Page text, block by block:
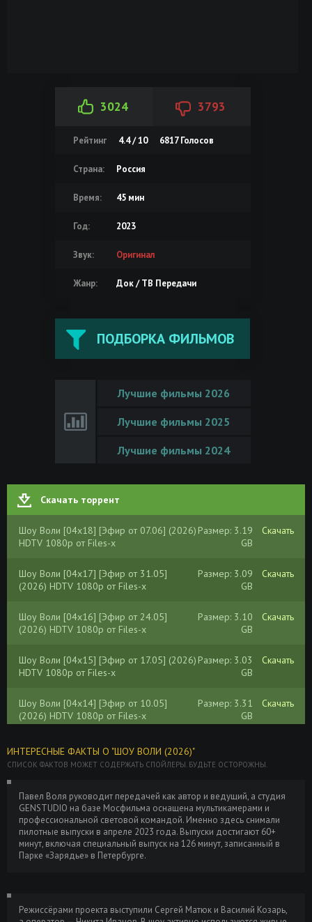
3024 3793
Рейтинг 4.4 / 10 6817Голосов
Страна: Россия
Время: 45 мин
Год: 2023
Звук: Оригинал
Жанр: Док / ТВ Передачи
ПОДБОРКА ФИЛЬМОВ
Лучшие фильмы 2026
Лучшие фильмы 2025
Лучшие фильмы 2024
Скачать торрент
Шоу Воли [04x18] [Эфир от 07.06] (2026)
HDTV 1080р от Files-x
Размер: 3.19
GB
Скачать
Шоу Воли [04x17] [Эфир от 31.05]
(2026) HDTV 1080р от Files-x
Размер: 3.09
GB
Скачать
Шоу Воли [04x16] [Эфир от 24.05]
(2026) HDTV 1080р от Files-x
Размер: 3.10
GB
Скачать
Шоу Воли [04x15] [Эфир от 17.05] (2026)
HDTV 1080р от Files-x
Размер: 3.03
GB
Скачать
Шоу Воли [04x14] [Эфир от 10.05]
(2026) HDTV 1080р от Files-x
Размер: 3.31
GB
Скачать
Шоу Воли [04x13] [Эфир от 03.05]
(2026) HDTV 1080р от Files-x
GB
Шоу Воли [04x12] [Эфир от 26.04]
(2026) HDTV 1080р от Files-x
Размер: 2.75
GB
Шоу Воли [04x11] [Эфир от 19.04]
(2026) HDTV 1080р от Files-x
Размер: 3.13
GB
Скачать
Шоу Воли [04x09] [Эфир от 05.04]
Размер: 2.58
Скачать
ИНТЕРЕСНЫЕ ФАКТЫ О "ШОУ ВОЛИ (2026)"
СПИСОК ФАКТОВ МОЖЕТ СОДЕРЖАТЬ СПОЙЛЕРЫ. БУДЬТЕ ОСТОРОЖНЫ.
Павел Воля руководит передачей как автор и ведущий, а студия
GENSTUDIO на базе Мосфильма оснащена мультикамерами и
профессиональной световой командой. Именно здесь снимали
пилотные выпуски в апреле 2023 года. Выпуски достигают 60+
минут, включая специальный выпуск на 126 минут, записанный в
Парке «Зарядье» в Петербурге.
Режиссёрами проекта выступили Сергей Матюк и Василий Козарь,